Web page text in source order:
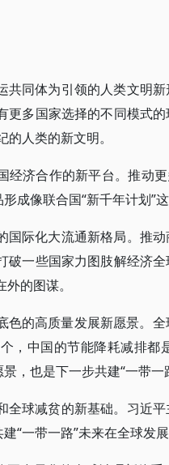
共同体为引领的人类文明
更多国家选择的不同模式
人类的新文明。
经济合作的新平台。推动
成像联合国“新千年计划”
国际化大流通新格局。推
破一些国家力图肢解经济
的图谋。
色的高质量发展新愿景。
，中国的节能降耗减排
，也是下一步共建“一带一
全球减贫的新基础。习近
“一带一路”未来在全球发